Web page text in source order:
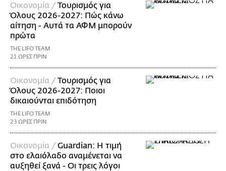
Οικονομία /Τουρισμός για
Όλους 2026-2027: Πώς κάνω
αίτηση - Αυτά τα ΑΦΜ μπορούν
πρώτα
THE LIFO TEAM
21 ΩΡΕΣ ΠΡΙΝ
Οικονομία /Τουρισμός για
Όλους 2026-2027: Ποιοι
δικαιούνται επιδότηση
THE LIFO TEAM
23 ΩΡΕΣ ΠΡΙΝ
Οικονομία /Guardian: Η τιμή
στο ελαιόλαδο αναμένεται να
αυξηθεί ξανά - Οι τρεις λόγοι